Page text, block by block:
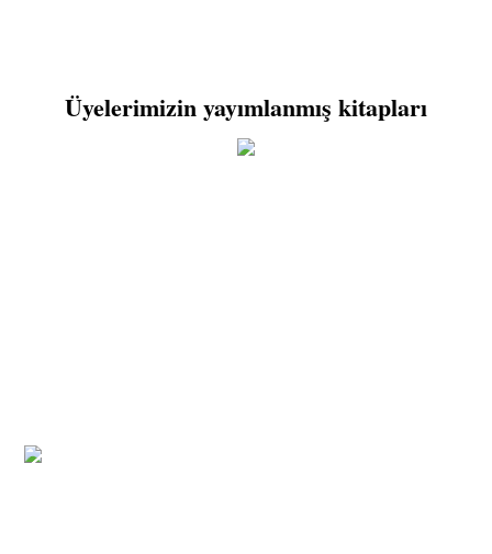
Üyelerimizin yayımlanmış kitapları